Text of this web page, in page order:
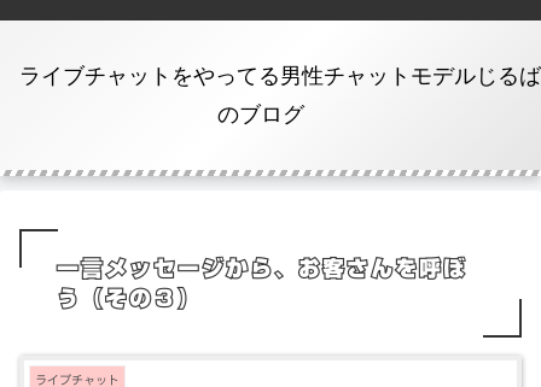
ライブチャットをやってる男性チャットモデルじるば
のブログ
一言メッセージから、お客さんを呼ぼ
う（その３）
ライブチャット